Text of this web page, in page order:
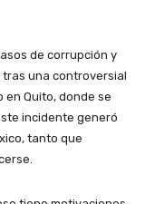
de corrupción y
una controversial
en Quito, donde se
incidente generó
tanto que